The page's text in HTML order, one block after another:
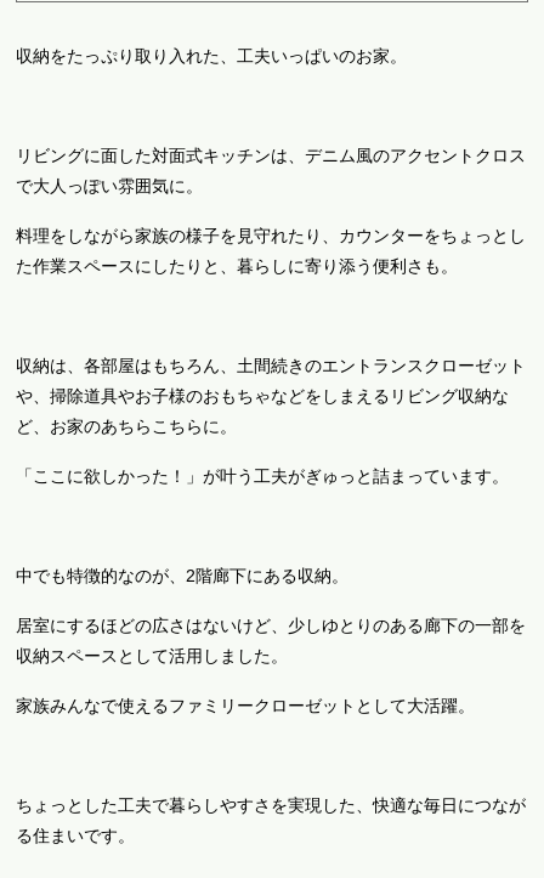
収納をたっぷり取り入れた、工夫いっぱいのお家。
リビングに面した対面式キッチンは、デニム風のアクセントクロス
で大人っぽい雰囲気に。
料理をしながら家族の様子を見守れたり、カウンターをちょっとし
た作業スペースにしたりと、暮らしに寄り添う便利さも。
収納は、各部屋はもちろん、土間続きのエントランスクローゼット
や、掃除道具やお子様のおもちゃなどをしまえるリビング収納な
ど、お家のあちらこちらに。
「ここに欲しかった！」が叶う工夫がぎゅっと詰まっています。
中でも特徴的なのが、2階廊下にある収納。
居室にするほどの広さはないけど、少しゆとりのある廊下の一部を
収納スペースとして活用しました。
家族みんなで使えるファミリークローゼットとして大活躍。
ちょっとした工夫で暮らしやすさを実現した、快適な毎日につなが
る住まいです。